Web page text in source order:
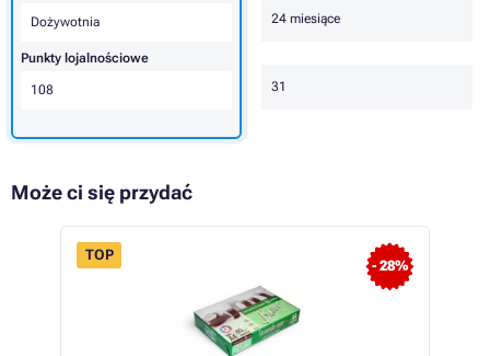
24 miesiące
31
Dożywotnia
Punkty lojalnościowe
108
Może ci się przydać
- 28%
TOP